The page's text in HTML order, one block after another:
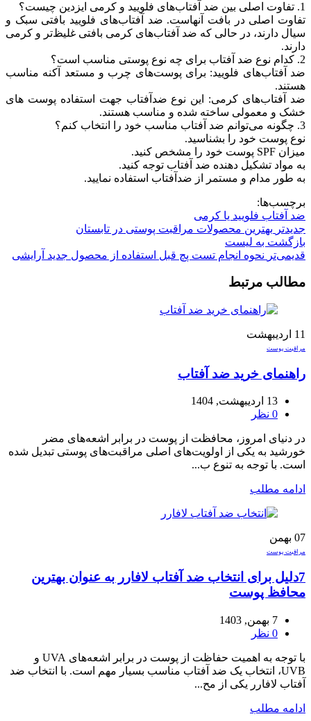
1. تفاوت اصلی بین ضد آفتاب‌های فلویید و کرمی ایزدین چیست؟
تفاوت اصلی در بافت آنهاست. ضد آفتاب‌های فلویید بافتی سبک و
سیال دارند، در حالی که ضد آفتاب‌های کرمی بافتی غلیظ‌تر و کرمی
دارند.
2. کدام نوع ضد آفتاب برای چه نوع پوستی مناسب است؟
ضد آفتاب‌های فلویید: برای پوست‌های چرب و مستعد آکنه مناسب
هستند.
ضد آفتاب‌های کرمی: این نوع ضدآفتاب جهت استفاده پوست های
خشک و معمولی ساخته شده و مناسب هستند.
3. چگونه می‌توانم ضد آفتاب مناسب خود را انتخاب کنم؟
نوع پوست خود را بشناسید.
میزان SPF پوست خود را مشخص کنید.
به مواد تشکیل دهنده ضد آفتاب توجه کنید.
به طور مدام و مستمر از ضدآفتاب استفاده نمایید.
برچسب‌ها:
ضد آفتاب فلویید یا کرمی
جدیدتر بهترین محصولات مراقبت پوستی در تابستان
بازگشت به لیست
قدیمی‌تر نحوه انجام تست پچ قبل استفاده از محصول جدید آرایشی
مطالب مرتبط
11 اردیبهشت
مراقبت پوست
راهنمای خرید ضد آفتاب
13 اردیبهشت, 1404
0 نظر
در دنیای امروز، محافظت از پوست در برابر اشعه‌های مضر
خورشید به یکی از اولویت‌های اصلی مراقبت‌های پوستی تبدیل شده
است. با توجه به تنوع ب...
ادامه مطلب
07 بهمن
مراقبت پوست
7دلیل برای انتخاب ضد آفتاب لافارر به عنوان بهترین
محافظ پوست
7 بهمن, 1403
0 نظر
با توجه به اهمیت حفاظت از پوست در برابر اشعه‌های UVA و
UVB، انتخاب یک ضد آفتاب مناسب بسیار مهم است. با انتخاب ضد
آفتاب لافارر یکی از مح...
ادامه مطلب